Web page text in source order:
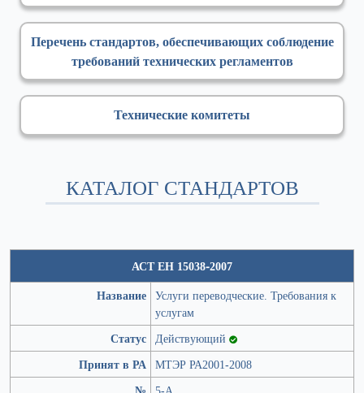
Перечень стандартов, обеспечивающих соблюдение
требований технических регламентов
Технические комитеты
КАТАЛОГ СТАНДАРТОВ
АСТ ЕН 15038-2007
Название Услуги переводческие. Требования к
услугам
Статус Действующий
Принят в РА МТЭР РА2001-2008